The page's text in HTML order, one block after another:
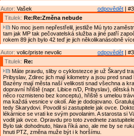
odpovědět |
Autor: Vašek
Titulek: Re:Re:Změna nebude
No moc jsem nepřestřelil, jestliže Mú tyto
tam jak MP tak pečovatelská služba a jiné patří
rokem 89 jich bylo 42 teď je jich několikanásobně
odpovědět |
Autor: volic/priste nevolic
Titulek: Re:
Máte pravdu, sliby o cyklostezce je už Škaryd
Pribyslav, Zdirec jich mají kilometry a jsou pred snad
Bazény mají města naší velikosti snad všechna a
dopravní hřiště (napr. Libice n/D, Pribyslav), dětská
něco rozmisteno bez konceptu), hřiště s umelou
ma každá vesnice v okolí. Ale je dodojovano.
tedy Skarydovi. Povodil si zastupitele jak ovce.
lékárnice se vrati ke svým povolanim. A starosta si
vodit jak ovce. Opravdu pro toto zvednete
Bylo tak dohodnuto, hlava říká ano, ale me by se
hnuti PTZ, změna muže být i k horšímu.